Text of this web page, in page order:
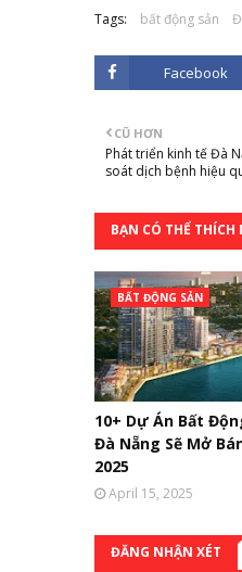
Tags: bất động sản
Facebook
CŨ HƠN
Phát triển kinh tế Đà
soát dịch bệnh hiệu
BẠN CÓ THỂ
BẤT ĐỘNG SẢN
10+ Dự Án Bất
Đà Nẵng Sẽ Mở
2025
April 15, 2025
ĐĂNG NHẬN XÉT